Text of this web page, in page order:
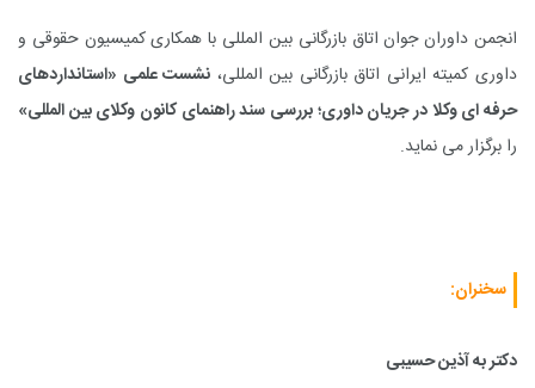
انجمن داوران جوان اتاق بازرگانی بین المللی با همکاری کمیسیون حقوقی و
داوری کمیته ایرانی اتاق بازرگانی بین المللی، نشست علمی «استانداردهای
حرفه ای وکلا در جریان داوری؛ بررسی سند راهنمای کانون وکلای بین المللی»
را برگزار می نماید.
سخنران:
دکتر به آذین حسیبی